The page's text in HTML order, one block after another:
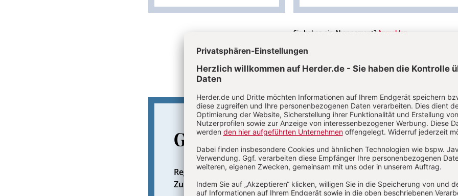
Sie haben ein Abonnement? Anmelden
DOWNLOAD
Gedicht: Die Gäste der Buche
Registrierte Nutzer/-innen können dieses
Zusatzmaterial kostenlos herunterladen.
Jetzt registrieren